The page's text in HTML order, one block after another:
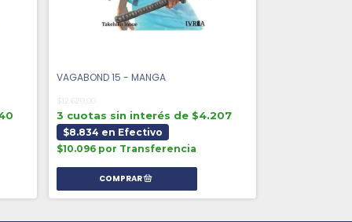
VAGABOND 15 - MANGA
$12.620,00
3 cuotas sin interés de $4.207
$8.834 en Efectivo
$10.096 por Transferencia